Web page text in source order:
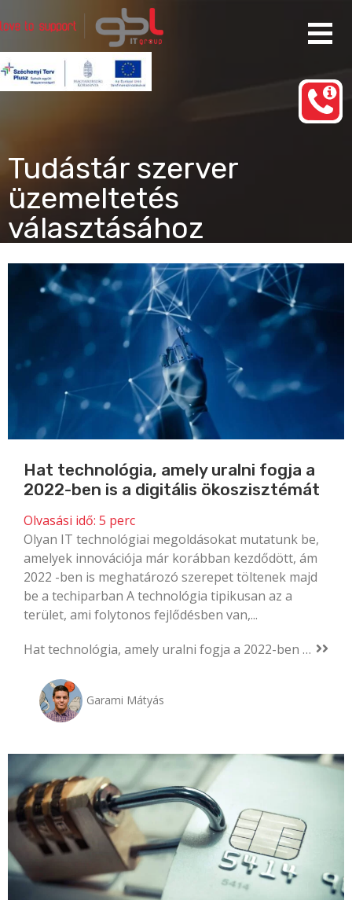
Rendszergazda Szolgáltatás Budapest
gbl IT group
a
Tudástár szerver
üzemeltetés
választásához
Hat technológia, amely uralni fogja a
2022-ben is a digitális ökoszisztémát
Olvasási idő: 5 perc
Olyan IT technológiai megoldásokat mutatunk be,
amelyek innovációja már korábban kezdődött, ám
2022 -ben is meghatározó szerepet töltenek majd
be a techiparban A technológia tipikusan az a
terület, ami folytonos fejlődésben van,...
Hat technológia, amely uralni fogja a 2022-ben is a digitális ökoszisztémát
Garami Mátyás